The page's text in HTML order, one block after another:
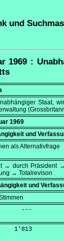
und
1969 :
Staat,
1969
und
als Alternativfrage
→ durch Präsident
→ Totalrevison
und
---
1'813